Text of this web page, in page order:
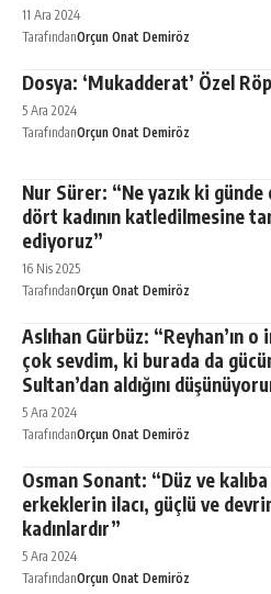
11 Ara 2024
TarafındanOrçun Onat Demiröz
Dosya: ‘Mukadderat’ Özel
5 Ara 2024
TarafındanOrçun Onat Demiröz
Nur Sürer: “Ne yazık ki
dört kadının katledilmesine
ediyoruz”
16 Nis 2025
TarafındanOrçun Onat Demiröz
Aslıhan Gürbüz: “Reyhan’ın o
çok sevdim, ki burada da
Sultan’dan aldığını
5 Ara 2024
TarafındanOrçun Onat Demiröz
Osman Sonant: “Düz ve kalıba
erkeklerin ilacı, güçlü ve
kadınlardır”
5 Ara 2024
TarafındanOrçun Onat Demiröz